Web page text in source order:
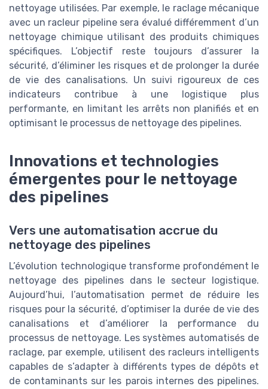
nettoyage utilisées. Par exemple, le raclage mécanique
avec un racleur pipeline sera évalué différemment d’un
nettoyage chimique utilisant des produits chimiques
spécifiques. L’objectif reste toujours d’assurer la
sécurité, d’éliminer les risques et de prolonger la durée
de vie des canalisations. Un suivi rigoureux de ces
indicateurs contribue à une logistique plus
performante, en limitant les arrêts non planifiés et en
optimisant le processus de nettoyage des pipelines.
Innovations et technologies
émergentes pour le nettoyage
des pipelines
Vers une automatisation accrue du
nettoyage des pipelines
L’évolution technologique transforme profondément le
nettoyage des pipelines dans le secteur logistique.
Aujourd’hui, l’automatisation permet de réduire les
risques pour la sécurité, d’optimiser la durée de vie des
canalisations et d’améliorer la performance du
processus de nettoyage. Les systèmes automatisés de
raclage, par exemple, utilisent des racleurs intelligents
capables de s’adapter à différents types de dépôts et
de contaminants sur les parois internes des pipelines.